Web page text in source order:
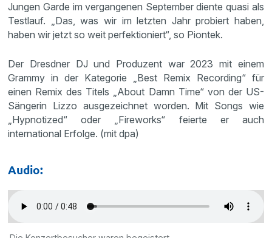
Jungen Garde im vergangenen September diente quasi als
Testlauf. „Das, was wir im letzten Jahr probiert haben,
haben wir jetzt so weit perfektioniert“, so Piontek.
Der Dresdner DJ und Produzent war 2023 mit einem
Grammy in der Kategorie „Best Remix Recording“ für
einen Remix des Titels „About Damn Time“ von der US-
Sängerin Lizzo ausgezeichnet worden. Mit Songs wie
„Hypnotized“ oder „Fireworks“ feierte er auch
international Erfolge. (mit dpa)
Audio: